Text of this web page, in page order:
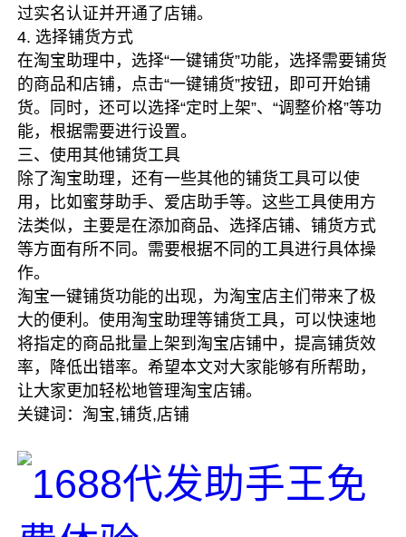
过实名认证并开通了店铺。
4. 选择铺货方式
在淘宝助理中，选择“一键铺货”功能，选择需要铺货
的商品和店铺，点击“一键铺货”按钮，即可开始铺
货。同时，还可以选择“定时上架”、“调整价格”等功
能，根据需要进行设置。
三、使用其他铺货工具
除了淘宝助理，还有一些其他的铺货工具可以使
用，比如蜜芽助手、爱店助手等。这些工具使用方
法类似，主要是在添加商品、选择店铺、铺货方式
等方面有所不同。需要根据不同的工具进行具体操
作。
淘宝一键铺货功能的出现，为淘宝店主们带来了极
大的便利。使用淘宝助理等铺货工具，可以快速地
将指定的商品批量上架到淘宝店铺中，提高铺货效
率，降低出错率。希望本文对大家能够有所帮助，
让大家更加轻松地管理淘宝店铺。
关键词：淘宝,铺货,店铺